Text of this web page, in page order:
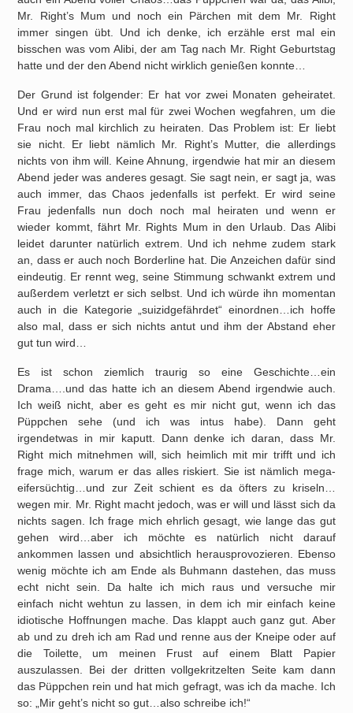
Mr. Right’s Mum und noch ein Pärchen mit dem Mr. Right
immer singen übt. Und ich denke, ich erzähle erst mal ein
bisschen was vom Alibi, der am Tag nach Mr. Right Geburtstag
hatte und der den Abend nicht wirklich genießen konnte…
Der Grund ist folgender: Er hat vor zwei Monaten geheiratet.
Und er wird nun erst mal für zwei Wochen wegfahren, um die
Frau noch mal kirchlich zu heiraten. Das Problem ist: Er liebt
sie nicht. Er liebt nämlich Mr. Right’s Mutter, die allerdings
nichts von ihm will. Keine Ahnung, irgendwie hat mir an diesem
Abend jeder was anderes gesagt. Sie sagt nein, er sagt ja, was
auch immer, das Chaos jedenfalls ist perfekt. Er wird seine
Frau jedenfalls nun doch noch mal heiraten und wenn er
wieder kommt, fährt Mr. Rights Mum in den Urlaub. Das Alibi
leidet darunter natürlich extrem. Und ich nehme zudem stark
an, dass er auch noch Borderline hat. Die Anzeichen dafür sind
eindeutig. Er rennt weg, seine Stimmung schwankt extrem und
außerdem verletzt er sich selbst. Und ich würde ihn momentan
auch in die Kategorie „suizidgefährdet“ einordnen…ich hoffe
also mal, dass er sich nichts antut und ihm der Abstand eher
gut tun wird…
Es ist schon ziemlich traurig so eine Geschichte…ein
Drama….und das hatte ich an diesem Abend irgendwie auch.
Ich weiß nicht, aber es geht es mir nicht gut, wenn ich das
Püppchen sehe (und ich was intus habe). Dann geht
irgendetwas in mir kaputt. Dann denke ich daran, dass Mr.
Right mich mitnehmen will, sich heimlich mit mir trifft und ich
frage mich, warum er das alles riskiert. Sie ist nämlich mega-
eifersüchtig…und zur Zeit schient es da öfters zu kriseln…
wegen mir. Mr. Right macht jedoch, was er will und lässt sich da
nichts sagen. Ich frage mich ehrlich gesagt, wie lange das gut
gehen wird…aber ich möchte es natürlich nicht darauf
ankommen lassen und absichtlich herausprovozieren. Ebenso
wenig möchte ich am Ende als Buhmann dastehen, das muss
echt nicht sein. Da halte ich mich raus und versuche mir
einfach nicht wehtun zu lassen, in dem ich mir einfach keine
idiotische Hoffnungen mache. Das klappt auch ganz gut. Aber
ab und zu dreh ich am Rad und renne aus der Kneipe oder auf
die Toilette, um meinen Frust auf einem Blatt Papier
auszulassen. Bei der dritten vollgekritzelten Seite kam dann
das Püppchen rein und hat mich gefragt, was ich da mache. Ich
so: „Mir geht’s nicht so gut…also schreibe ich!“